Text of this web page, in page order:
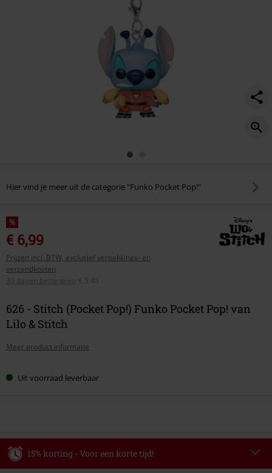
Hier vind je meer uit de categorie "Funko Pocket Pop!"
%
€ 6,99
Prijzen incl. BTW, exclusief verpakkings- en
verzendkosten
30 dagen beste prijs
€ 5,45
626 - Stitch (Pocket Pop!) Funko Pocket Pop! van
Lilo & Stitch
Meer product informatie
Uit voorraad leverbaar
15% korting - Voor een korte tijd!